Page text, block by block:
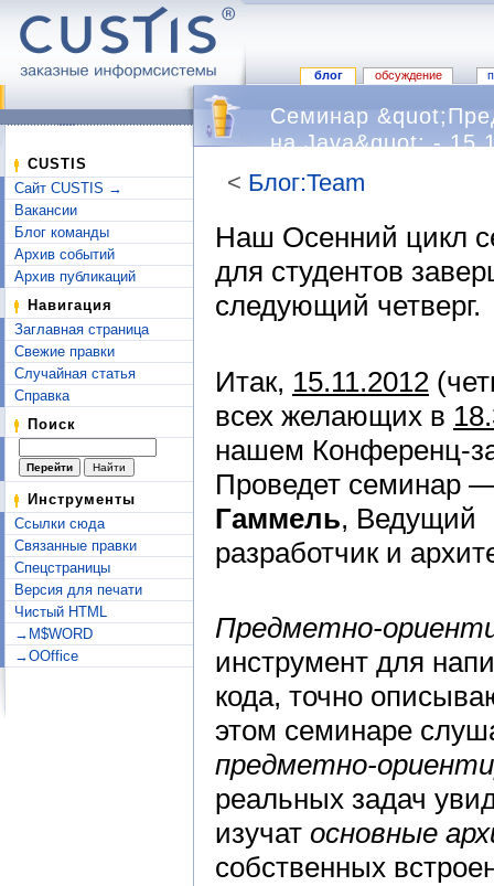
блог обсуждение
CUSTIS
Сайт CUSTIS →
Вакансии
Блог команды
Архив событий
Архив публикаций
Навигация
Заглавная страница
Свежие правки
Случайная статья
Справка
Поиск
Инструменты
Ссылки сюда
Связанные правки
Спецстраницы
Версия для печати
Чистый HTML
→M$WORD
→OOffice
Семинар
на Java&quot; -
< Блог:Team
Наш Осенний цикл
для студентов
следующий четверг.
Итак, 15.11.2012
всех желающих в
нашем Конференц-
Проведет семинар
Гаммель, Ведущий
разработчик и
Предметно-
инструмент для
кода, точно
этом семинаре
предметно-
реальных задач
изучат основные
собственных